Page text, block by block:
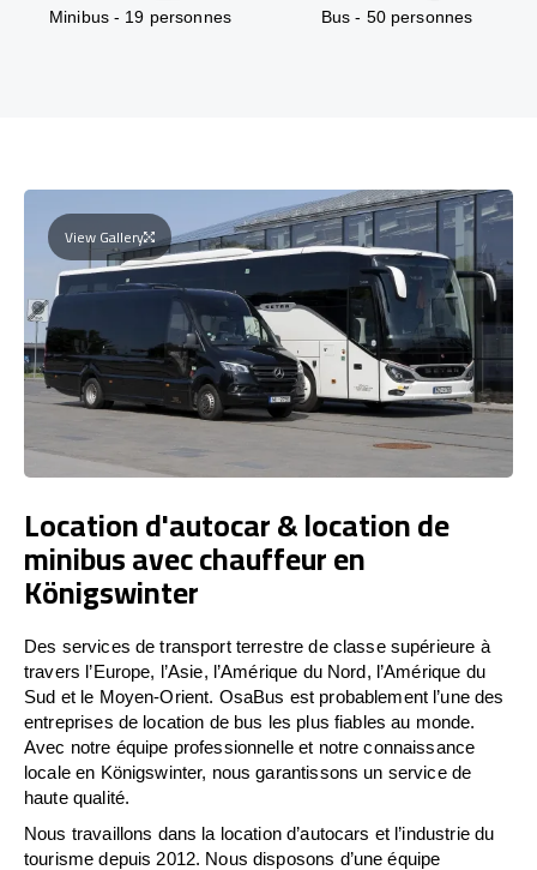
Minibus - 19 personnes Bus - 50 personnes
View Gallery
Location d'autocar & location de
minibus avec chauffeur en
Königswinter
Des services de transport terrestre de classe supérieure à
travers l’Europe, l’Asie, l’Amérique du Nord, l’Amérique du
Sud et le Moyen-Orient. OsaBus est probablement l’une des
entreprises de location de bus les plus fiables au monde.
Avec notre équipe professionnelle et notre connaissance
locale en Königswinter, nous garantissons un service de
haute qualité.
Nous travaillons dans la location d’autocars et l’industrie du
tourisme depuis 2012. Nous disposons d’une équipe